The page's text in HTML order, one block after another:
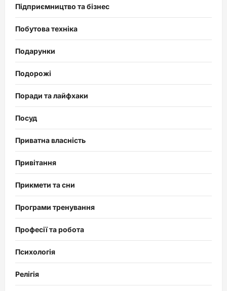
Підприємництво та бізнес
Побутова техніка
Подарунки
Подорожі
Поради та лайфхаки
Посуд
Приватна власність
Привітання
Прикмети та сни
Програми тренування
Професії та робота
Психологія
Релігія